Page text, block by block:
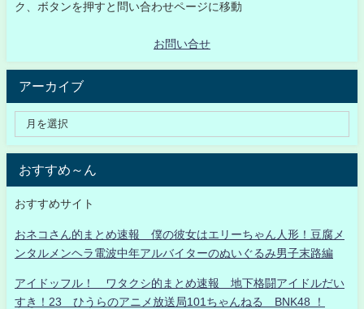
ク、ボタンを押すと問い合わせページに移動
お問い合せ
アーカイブ
おすすめ～ん
おすすめサイト
おネコさん的まとめ速報 僕の彼女はエリーちゃん人形！豆腐メ
ンタルメンヘラ電波中年アルバイターのぬいぐるみ男子末路編
アイドッフル！ ワタクシ的まとめ速報 地下格闘アイドルだい
すき！23 ひうらのアニメ放送局101ちゃんねる BNK48 ！